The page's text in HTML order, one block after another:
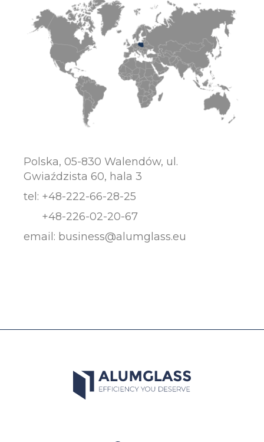
Polska, 05-830 Walendów, ul.
Gwiaździsta 60, hala 3
tel: +48-222-66-28-25
+48-226-02-20-67
email: business@alumglass.eu